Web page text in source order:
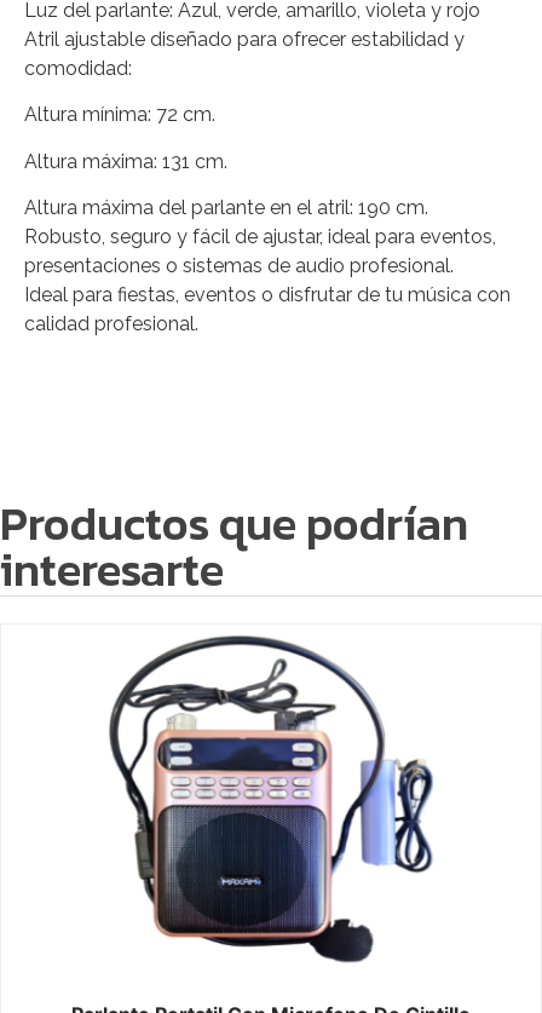
Luz del parlante: Azul, verde, amarillo, violeta y rojo
Atril ajustable diseñado para ofrecer estabilidad y
comodidad:
Altura mínima: 72 cm.
Altura máxima: 131 cm.
Altura máxima del parlante en el atril: 190 cm.
Robusto, seguro y fácil de ajustar, ideal para eventos,
presentaciones o sistemas de audio profesional.
Ideal para fiestas, eventos o disfrutar de tu música con
calidad profesional.
Productos que podrían
interesarte